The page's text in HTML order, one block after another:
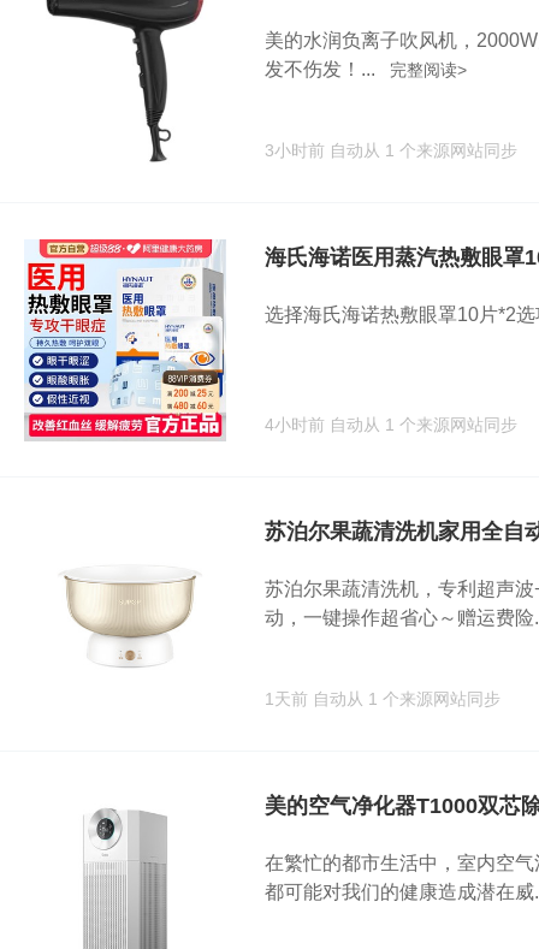
美的水润负离子吹风机，
发不伤发！...
完整阅读>
3小时前 自动从 1 个来源网站同步
海氏海诺医用蒸汽热敷眼罩
选择海氏海诺热敷眼罩10片*2
4小时前 自动从 1 个来源网站同步
苏泊尔果蔬清洗机家用全自
苏泊尔果蔬清洗机，专利超声
动，一键操作超省心～赠运费险
1天前 自动从 1 个来源网站同步
美的空气净化器T1000双芯
在繁忙的都市生活中，室内空
都可能对我们的健康造成潜在威